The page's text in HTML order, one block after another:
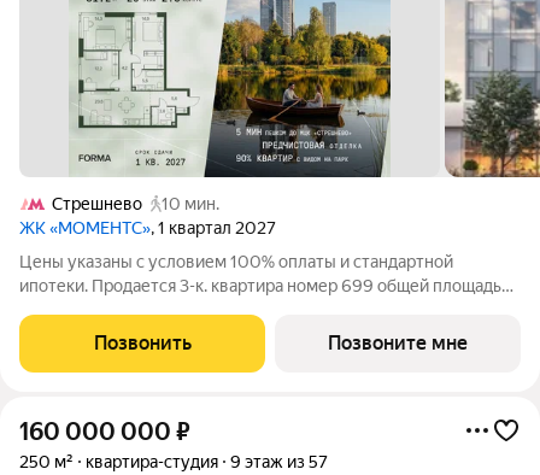
Стрешнево
10 мин.
ЖК «МОМЕНТС», 1 квартал 2027
Цены указаны с условием 100% оплаты и стандартной
ипотеки. Продается 3-к. квартира номер 699 общей площадью
предчистовой отделкой. МОМЕНТС ЖК бизнес-класса,
расположен на расстоянии вытянутой
Позвонить Позвоните мне
160 000 000 ₽
250 м² квартира-студия 9 этаж из 57